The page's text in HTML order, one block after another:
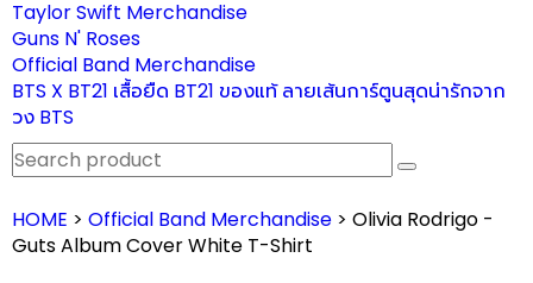
Taylor Swift Merchandise
Guns N' Roses
Official Band Merchandise
BTS X BT21 เสื้อยืด BT21 ของแท้ ลายเส้นการ์ตูนสุดน่ารักจาก
วง BTS
HOME > Official Band Merchandise > Olivia Rodrigo -
Guts Album Cover White T-Shirt